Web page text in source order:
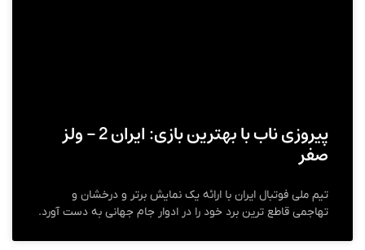
پیروزی ناب با بهترین بازی: ایران 2 – ولز
صفر
تیم ملی فوتبال ایران با ارائه یک نمایش برتر و درخشان و
تهاجمی قاطع ترین برد خود را در ادوار جام جهانی به دست آورد.